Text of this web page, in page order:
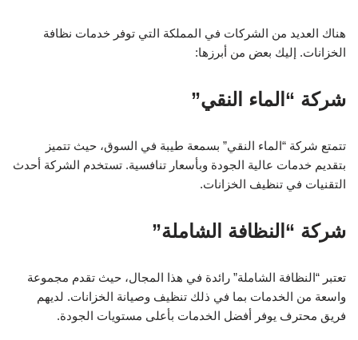
هناك العديد من الشركات في المملكة التي توفر خدمات نظافة
الخزانات. إليك بعض من أبرزها:
شركة “الماء النقي”
تتمتع شركة “الماء النقي” بسمعة طيبة في السوق، حيث تتميز
بتقديم خدمات عالية الجودة وبأسعار تنافسية. تستخدم الشركة أحدث
التقنيات في تنظيف الخزانات.
شركة “النظافة الشاملة”
تعتبر “النظافة الشاملة” رائدة في هذا المجال، حيث تقدم مجموعة
واسعة من الخدمات بما في ذلك تنظيف وصيانة الخزانات. لديهم
فريق محترف يوفر أفضل الخدمات بأعلى مستويات الجودة.